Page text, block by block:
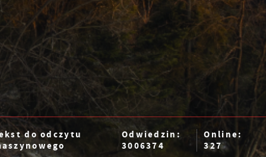
do odczytu
Odwiedzin:
3006374
Online:
327